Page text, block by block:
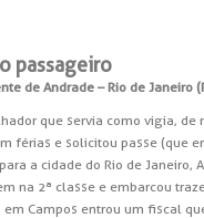
passageiro
de Andrade – Rio de Janeiro
que servia como vigia,
férias e solicitou passe (que
a cidade do Rio de
na 2ª classe e embarcou
Campos entrou um fiscal